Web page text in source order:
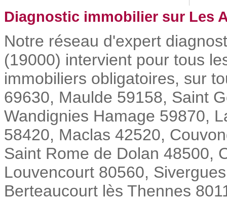
Diagnostic immobilier sur Les
Notre réseau d'expert
(19000) intervient pour tous
immobiliers obligatoires, sur
69630, Maulde 59158, Saint
Wandignies Hamage 59870,
58420, Maclas 42520,
Saint Rome de Dolan 48500,
Louvencourt 80560,
Berteaucourt lès Thennes